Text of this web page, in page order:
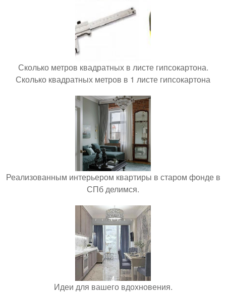
Сколько метров квадратных в листе гипсокартона.
Сколько квадратных метров в 1 листе гипсокартона
Реализованным интерьером квартиры в старом фонде в
СПб делимся.
Идеи для вашего вдохновения.